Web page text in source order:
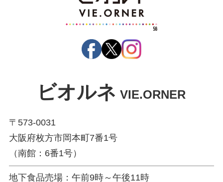
ビオルネ VIE.ORNER
〒573-0031
大阪府枚方市岡本町7番1号
（南館：6番1号）
地下食品売場：午前9時～午後11時